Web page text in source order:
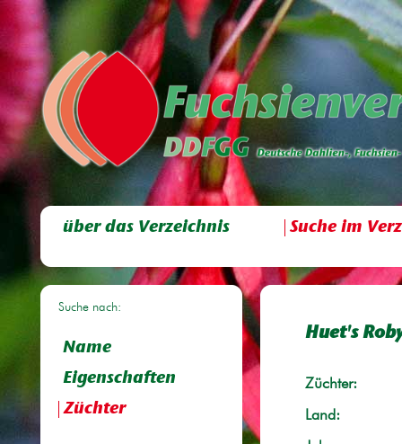
über das Verzeichnis Suche im
Suche nach:
Name
Eigenschaften
Züchter
Huet's
Züchter:
Land: